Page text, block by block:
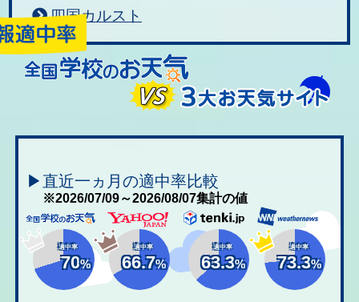
四国カルスト
▶直近一ヵ月の適中率比較
※2026/07/09～2026/08/07集計の値
適中率
70%
適中率
66.7%
適中率
63.3%
適中率
73.3%